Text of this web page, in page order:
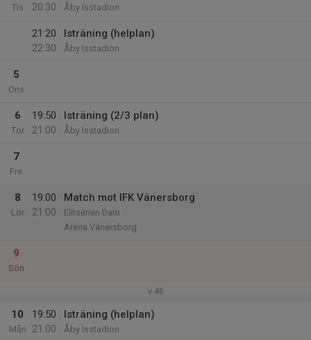
Tis
20:30
Åby Isstadion
21:20
22:30
Isträning (helplan)
Åby Isstadion
5
Ons
6
Tor
19:50
21:00
Isträning (2/3 plan)
Åby Isstadion
7
Fre
8
Lör
19:00
21:00
Match mot IFK Vänersborg
Elitserien Dam
Arena Vänersborg
9
Sön
v.46
10
Mån
19:50
21:00
Isträning (helplan)
Åby Isstadion